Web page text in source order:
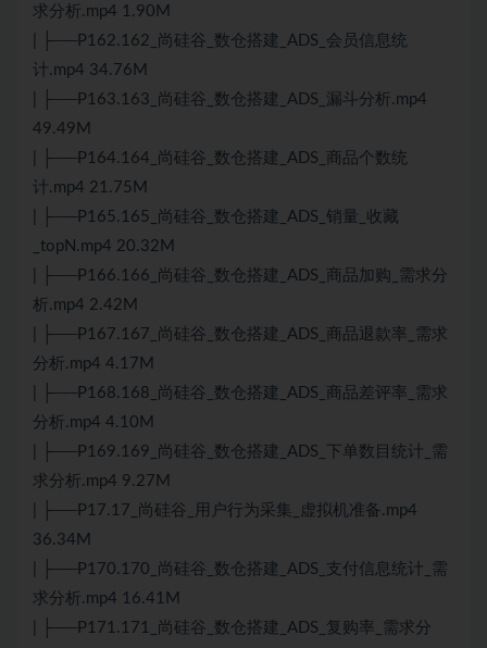
求分析.mp4 1.90M
| ├──P162.162_尚硅谷_数仓搭建_ADS_会员信息统
计.mp4 34.76M
| ├──P163.163_尚硅谷_数仓搭建_ADS_漏斗分析.mp4
49.49M
| ├──P164.164_尚硅谷_数仓搭建_ADS_商品个数统
计.mp4 21.75M
| ├──P165.165_尚硅谷_数仓搭建_ADS_销量_收藏
_topN.mp4 20.32M
| ├──P166.166_尚硅谷_数仓搭建_ADS_商品加购_需求分
析.mp4 2.42M
| ├──P167.167_尚硅谷_数仓搭建_ADS_商品退款率_需求
分析.mp4 4.17M
| ├──P168.168_尚硅谷_数仓搭建_ADS_商品差评率_需求
分析.mp4 4.10M
| ├──P169.169_尚硅谷_数仓搭建_ADS_下单数目统计_需
求分析.mp4 9.27M
| ├──P17.17_尚硅谷_用户行为采集_虚拟机准备.mp4
36.34M
| ├──P170.170_尚硅谷_数仓搭建_ADS_支付信息统计_需
求分析.mp4 16.41M
| ├──P171.171_尚硅谷_数仓搭建_ADS_复购率_需求分